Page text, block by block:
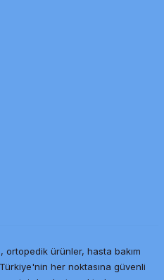
ortopedik ürünler, hasta bakım
her noktasına güvenli